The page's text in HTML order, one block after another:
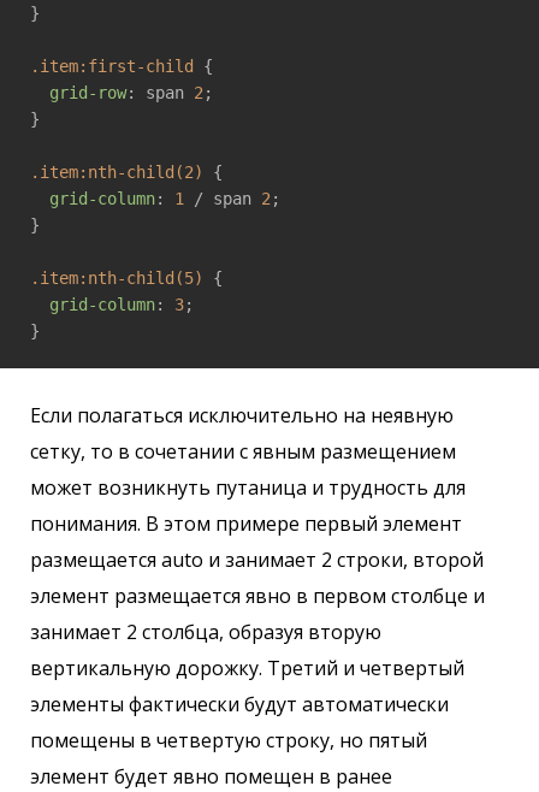
}
.item:first-child
{
grid-row: span 2;
}
.item:nth-child(2)
{
grid-column: 1 / span 2;
}
.item:nth-child(5)
{
grid-column: 3;
Если полагаться исключительно на неявную
сетку, то в сочетании с явным размещением
может возникнуть путаница и трудность для
понимания. В этом примере первый элемент
размещается auto и занимает 2 строки, второй
элемент размещается явно в первом столбце и
занимает 2 столбца, образуя вторую
вертикальную дорожку. Третий и четвертый
элементы фактически будут автоматически
помещены в четвертую строку, но пятый
элемент будет явно помещен в ранее